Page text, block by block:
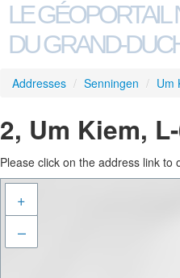
LE GÉOPORTAIL
DU GRAND-
Addresses / Senningen / Um
2, Um Kiem,
Please click on the address link
+
–